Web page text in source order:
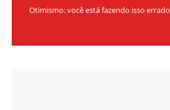
Otimismo: você está fazendo isso errado